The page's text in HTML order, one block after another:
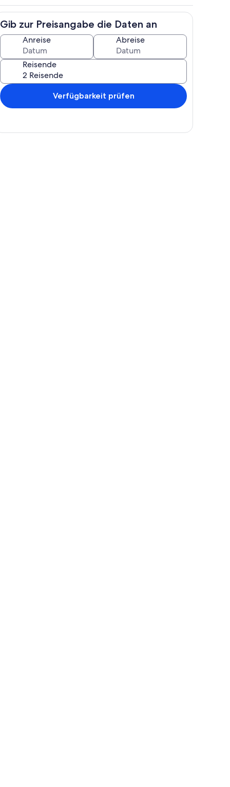
Zimmer
Gib zur Preisangabe die Daten an
Anreise Abreise
Reisende
Verfügbarkeit prüfen